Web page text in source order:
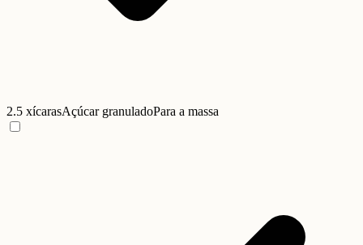
2.5 xícarasAçúcar granuladoPara a massa